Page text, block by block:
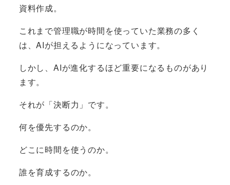
資料作成。
これまで管理職が時間を使っていた業務の多く
は、AIが担えるようになっています。
しかし、AIが進化するほど重要になるものがあり
ます。
それが「決断力」です。
何を優先するのか。
どこに時間を使うのか。
誰を育成するのか。